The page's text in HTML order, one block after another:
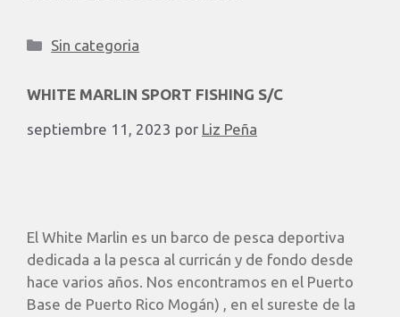
Sin categoria
WHITE MARLIN SPORT FISHING S/C
septiembre 11, 2023 por Liz Peña
El White Marlin es un barco de pesca deportiva
dedicada a la pesca al curricán y de fondo desde
hace varios años. Nos encontramos en el Puerto
Base de Puerto Rico Mogán) , en el sureste de la